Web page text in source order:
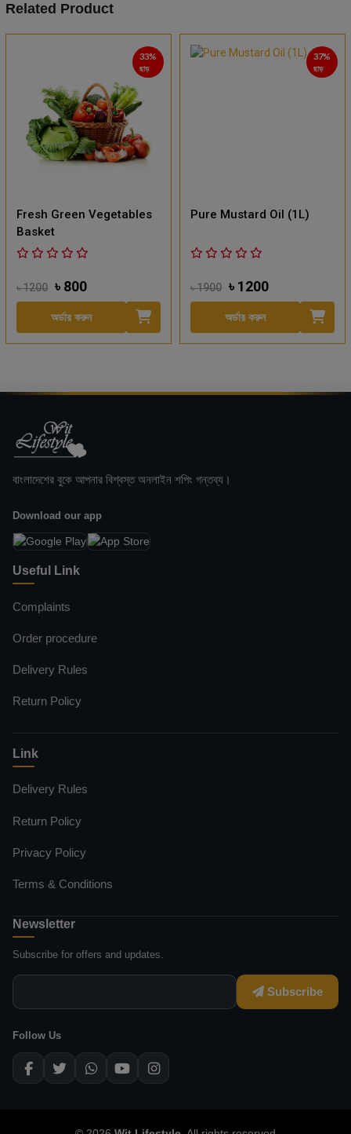
Related Product
33%
ছাড়
Fresh Green Vegetables
Basket
৳ 1200 ৳ 800
অর্ডার করুন
37%
ছাড়
Pure Mustard Oil (1L)
৳ 1900 ৳ 1200
অর্ডার করুন
বাংলাদেশের বুকে আপনার বিশ্বস্ত অনলাইন শপিং গন্তব্য।
Download our app
Useful Link
Complaints
Order procedure
Delivery Rules
Return Policy
Link
Delivery Rules
Return Policy
Privacy Policy
Terms & Conditions
Newsletter
Subscribe for offers and updates.
Subscribe
Follow Us